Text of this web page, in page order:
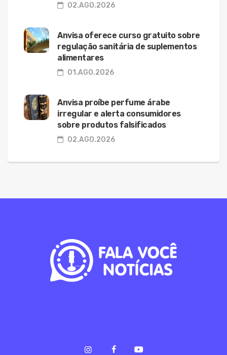
02.AGO.2026
Anvisa oferece curso gratuito sobre
regulação sanitária de suplementos
alimentares
01.AGO.2026
Anvisa proíbe perfume árabe
irregular e alerta consumidores
sobre produtos falsificados
02.AGO.2026